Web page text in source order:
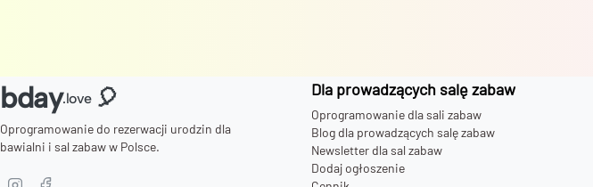
bday.love 🎈
Oprogramowanie do rezerwacji urodzin dla
bawialni i sal zabaw w Polsce.
Dla prowadzących salę zabaw
Oprogramowanie dla sali zabaw
Blog dla prowadzących salę zabaw
Newsletter dla sal zabaw
Dodaj ogłoszenie